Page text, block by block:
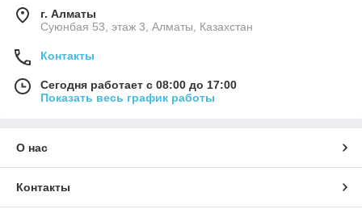
г. Алматы
Суюнбая 53, этаж 3, Алматы, Казахстан
Контакты
Сегодня работает с 08:00 до 17:00
Показать весь график работы
О нас
Контакты